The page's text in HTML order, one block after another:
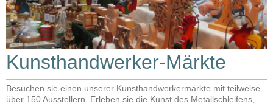
Kunsthandwerker-Märkte
Besuchen sie einen unserer Kunsthandwerkermärkte mit teilweise
über 150 Ausstellern. Erleben sie die Kunst des Metallschleifens,